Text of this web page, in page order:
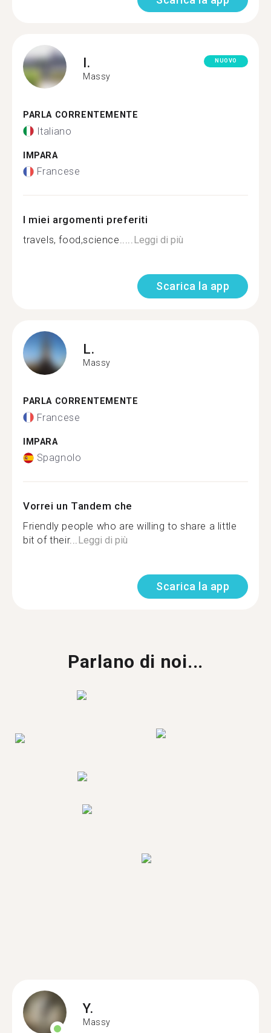
I.
Massy
NUOVO
PARLA CORRENTEMENTE
Italiano
IMPARA
Francese
I miei argomenti preferiti
travels, food,science.....Leggi di più
Scarica la app
L.
Massy
PARLA CORRENTEMENTE
Francese
IMPARA
Spagnolo
Vorrei un Tandem che
Friendly people who are willing to share a little
bit of their...Leggi di più
Scarica la app
Parlano di noi...
Y.
Massy